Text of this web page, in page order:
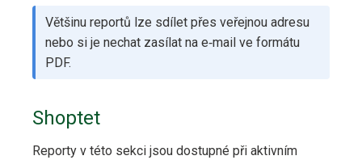
Většinu reportů lze sdílet přes veřejnou adresu
nebo si je nechat zasílat na e‑mail ve formátu
PDF.
Shoptet
Reporty v této sekci jsou dostupné při aktivním